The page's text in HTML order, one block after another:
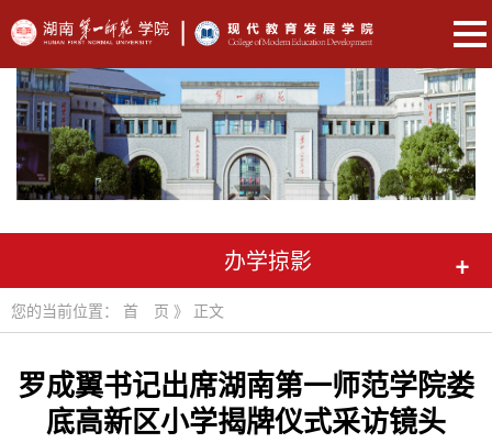
办学掠影 +
您的当前位置： 首 页 》 正文
罗成翼书记出席湖南第一师范学院娄
底高新区小学揭牌仪式采访镜头